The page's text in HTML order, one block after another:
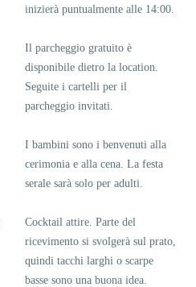
inizierà puntualmente alle 14:00.
Il parcheggio gratuito è
disponibile dietro la location.
Seguite i cartelli per il
parcheggio invitati.
I bambini sono i benvenuti alla
cerimonia e alla cena. La festa
serale sarà solo per adulti.
Cocktail attire. Parte del
ricevimento si svolgerà sul prato,
quindi tacchi larghi o scarpe
basse sono una buona idea.